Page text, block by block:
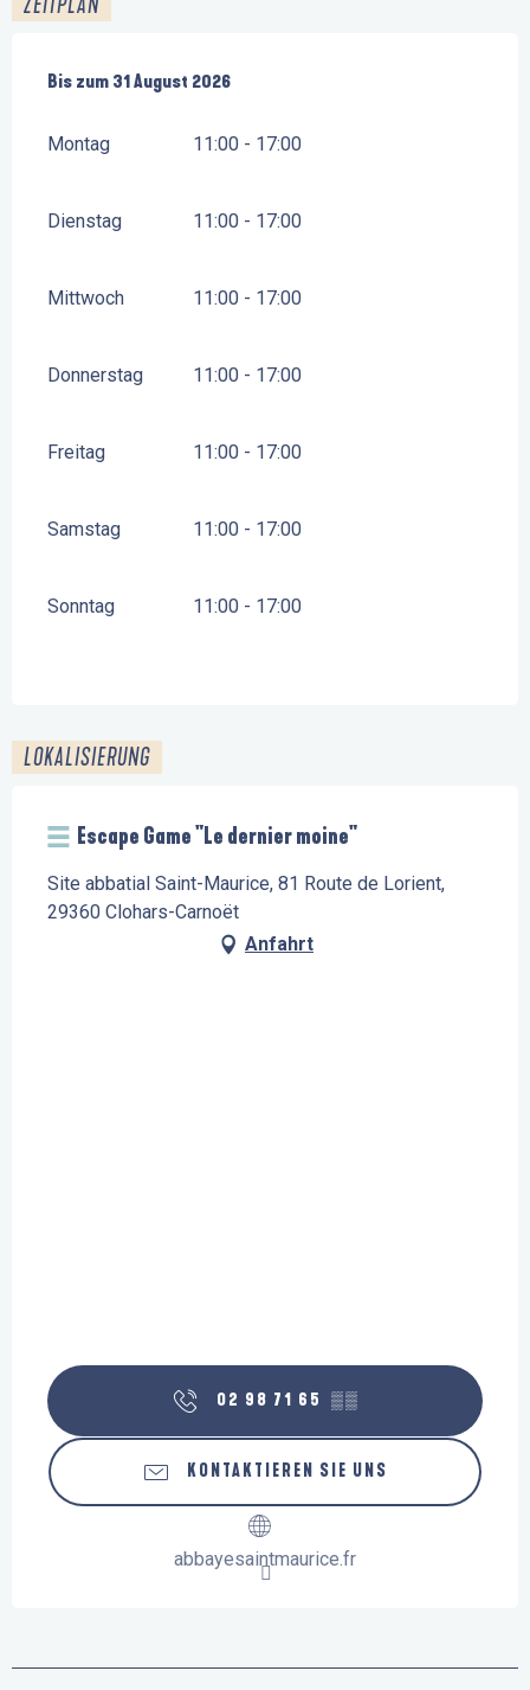
vom1 Juli 2026bis zum31 August 2026
Bis zum 31 August 2026
Montag 11:00 - 17:00
Dienstag 11:00 - 17:00
Mittwoch 11:00 - 17:00
Donnerstag 11:00 - 17:00
Freitag 11:00 - 17:00
Samstag 11:00 - 17:00
Sonntag 11:00 - 17:00
LOKALISIERUNG
Escape Game "Le dernier moine"
Site abbatial Saint-Maurice, 81 Route de Lorient,
29360 Clohars-Carnoët
Anfahrt
02 98 71 65 ▒▒
KONTAKTIEREN SIE UNS
abbayesaintmaurice.fr